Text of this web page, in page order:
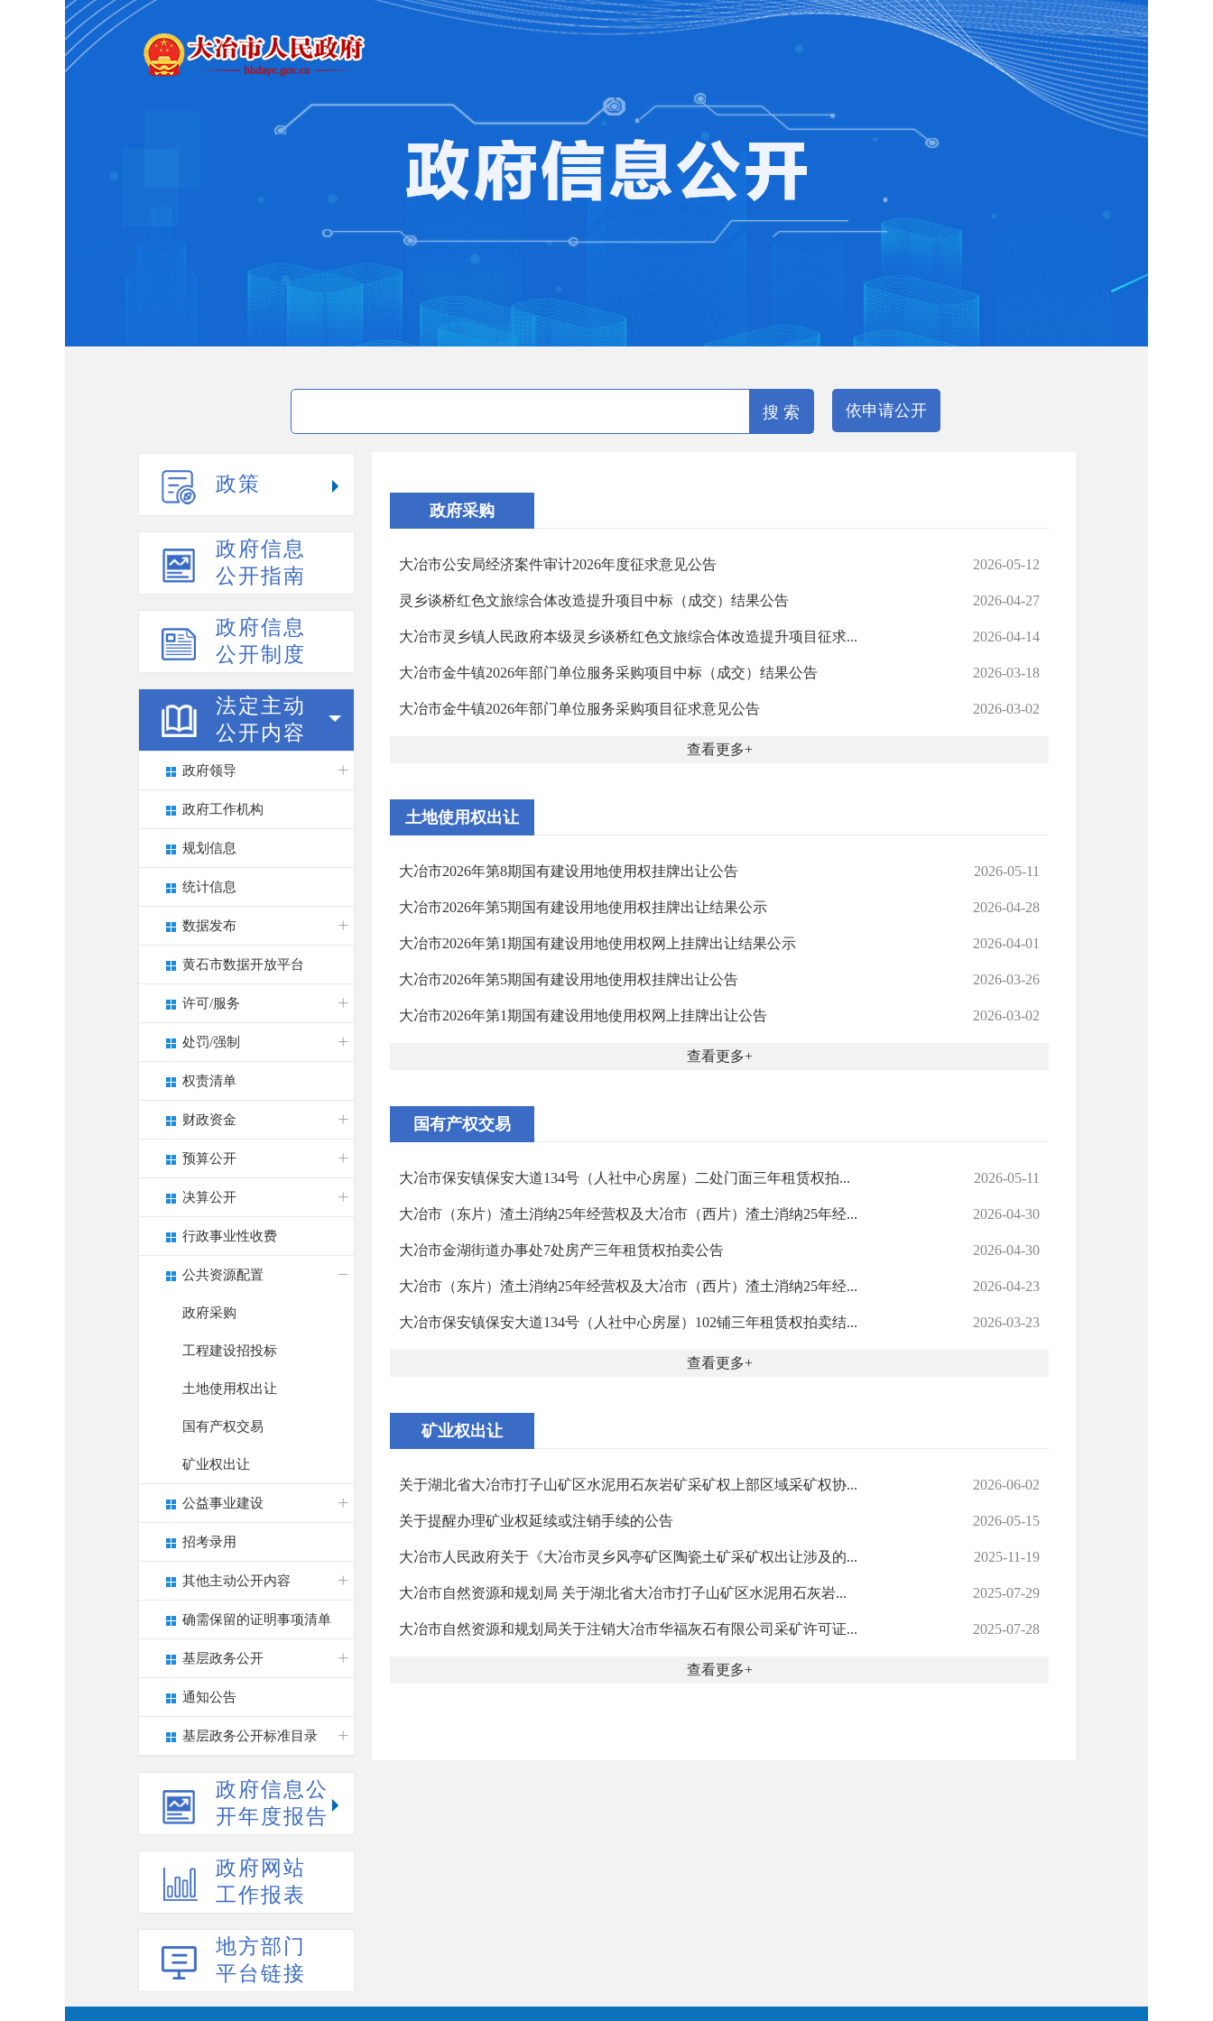
搜 索 依申请公开
政策
政府信息
公开指南
政府信息
公开制度
法定主动
公开内容
政府领导
政府工作机构
规划信息
统计信息
数据发布
黄石市数据开放平台
许可/服务
处罚/强制
权责清单
财政资金
预算公开
决算公开
行政事业性收费
公共资源配置
政府采购
工程建设招投标
土地使用权出让
国有产权交易
矿业权出让
公益事业建设
招考录用
其他主动公开内容
确需保留的证明事项清单
基层政务公开
通知公告
基层政务公开标准目录
政府信息公
开年度报告
政府网站
工作报表
地方部门
平台链接
政府采购
2026-05-12
​大冶市公安局经济案件审计2026年度征求意见公告
2026-04-27
灵乡谈桥红色文旅综合体改造提升项目中标（成交）结果公告
2026-04-14
大冶市灵乡镇人民政府本级灵乡谈桥红色文旅综合体改造提升项目征求...
2026-03-18
大冶市金牛镇2026年部门单位服务采购项目中标（成交）结果公告
2026-03-02
大冶市金牛镇2026年部门单位服务采购项目征求意见公告
查看更多
土地使用权出让
2026-05-11
大冶市2026年第8期国有建设用地使用权挂牌出让公告
2026-04-28
大冶市2026年第5期国有建设用地使用权挂牌出让结果公示
2026-04-01
大冶市2026年第1期国有建设用地使用权​网上挂牌出让结果公示
2026-03-26
大冶市2026年第5期国有建设用地使用权挂牌出让公告
2026-03-02
大冶市2026年第1期国有建设用地使用权网上挂牌出让公告
查看更多
国有产权交易
2026-05-11
大冶市保安镇保安大道134号（人社中心房屋）二处门面三年租赁权拍...
2026-04-30
大冶市（东片）渣土消纳25年经营权及大冶市（西片）渣土消纳25年经...
2026-04-30
大冶市金湖街道办事处7处房产三年租赁权拍卖公告
2026-04-23
大冶市（东片）渣土消纳25年经营权及大冶市（西片）渣土消纳25年经...
2026-03-23
大冶市保安镇保安大道134号（人社中心房屋）102铺三年租赁权拍卖结...
查看更多
矿业权出让
2026-06-02
关于湖北省大冶市打子山矿区水泥用石灰岩矿采矿权上部区域采矿权协...
2026-05-15
关于提醒办理矿业权延续或注销手续的公告
2025-11-19
大冶市人民政府关于《大冶市灵乡风亭矿区陶瓷土矿采矿权出让涉及的...
2025-07-29
大冶市自然资源和规划局 关于湖北省大冶市打子山矿区水泥用石灰岩...
2025-07-28
大冶市自然资源和规划局关于注销大冶市华福灰石有限公司采矿许可证...
查看更多